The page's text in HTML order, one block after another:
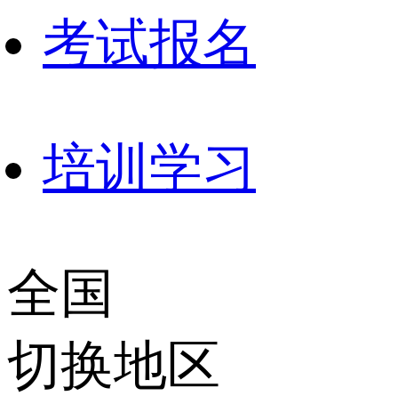
考试报名
培训学习
全国
切换地区